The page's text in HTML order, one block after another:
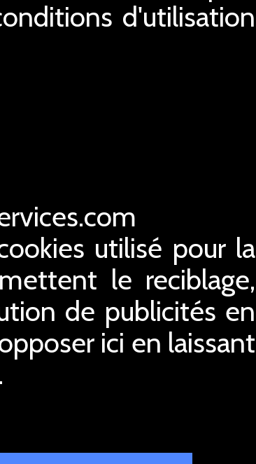
d'utilisation
utilisé pour la
le reciblage,
de publicités en
ici en laissant